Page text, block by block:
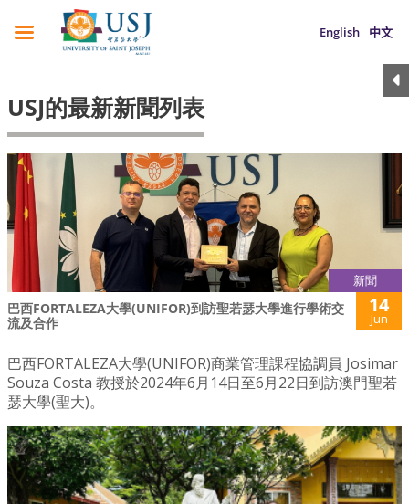
English 中文
USJ的最新新聞列表
新聞
巴西FORTALEZA大學(UNIFOR)到訪聖若瑟大學進行學術交
流及合作
14
Jun
巴西FORTALEZA大學(UNIFOR)商業管理課程協調員 Josimar
Souza Costa 教授於2024年6月14日至6月22日到訪澳門聖若
瑟大學(聖大)。